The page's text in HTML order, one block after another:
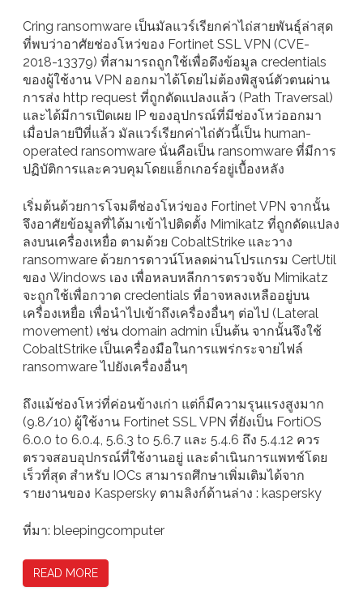
Cring ransomware เป็นมัลแวร์เรียกค่าไถ่สายพันธุ์ล่าสุด
ที่พบว่าอาศัยช่องโหว่ของ Fortinet SSL VPN (CVE-
2018-13379) ที่สามารถถูกใช้เพื่อดึงข้อมูล credentials
ของผู้ใช้งาน VPN ออกมาได้โดยไม่ต้องพิสูจน์ตัวตนผ่าน
การส่ง http request ที่ถูกดัดแปลงแล้ว (Path Traversal)
และได้มีการเปิดเผย IP ของอุปกรณ์ที่มีช่องโหว่ออกมา
เมื่อปลายปีที่แล้ว มัลแวร์เรียกค่าไถ่ตัวนี้เป็น human-
operated ransomware นั่นคือเป็น ransomware ที่มีการ
ปฏิบัติการและควบคุมโดยแฮ็กเกอร์อยู่เบื้องหลัง
เริ่มต้นด้วยการโจมตีช่องโหว่ของ Fortinet VPN จากนั้น
จึงอาศัยข้อมูลที่ได้มาเข้าไปติดตั้ง Mimikatz ที่ถูกดัดแปลง
ลงบนเครื่องเหยื่อ ตามด้วย CobaltStrike และวาง
ransomware ด้วยการดาวน์โหลดผ่านโปรแกรม CertUtil
ของ Windows เอง เพื่อหลบหลีกการตรวจจับ Mimikatz
จะถูกใช้เพื่อกวาด credentials ที่อาจหลงเหลืออยู่บน
เครื่องเหยื่อ เพื่อนำไปเข้าถึงเครื่องอื่นๆ ต่อไป (Lateral
movement) เช่น domain admin เป็นต้น จากนั้นจึงใช้
CobaltStrike เป็นเครื่องมือในการแพร่กระจายไฟล์
ransomware ไปยังเครื่องอื่นๆ
ถึงแม้ช่องโหว่ที่ค่อนข้างเก่า แต่ก็มีความรุนแรงสูงมาก
(9.8/10) ผู้ใช้งาน Fortinet SSL VPN ที่ยังเป็น FortiOS
6.0.0 to 6.0.4, 5.6.3 to 5.6.7 และ 5.4.6 ถึง 5.4.12 ควร
ตรวจสอบอุปกรณ์ที่ใช้งานอยู่ และดำเนินการแพทช์โดย
เร็วที่สุด สำหรับ IOCs สามารถศึกษาเพิ่มเติมได้จาก
รายงานของ Kaspersky ตามลิงก์ด้านล่าง : kaspersky
ที่มา: bleepingcomputer
READ MORE